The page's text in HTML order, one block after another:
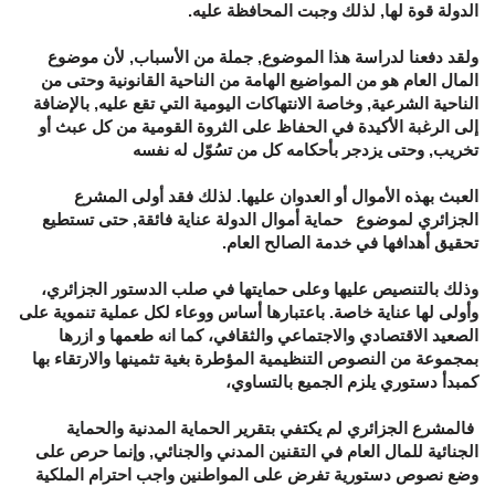
الدولة قوة لها, لذلك وجبت المحافظة عليه.
ولقد دفعنا لدراسة هذا الموضوع, جملة من الأسباب, لأن موضوع
المال العام هو من المواضيع الهامة من الناحية القانونية وحتى من
الناحية الشرعية, وخاصة الانتهاكات اليومية التي تقع عليه, بالإضافة
إلى الرغبة الأكيدة في الحفاظ على الثروة القومية من كل عبث أو
تخريب, وحتى يزدجر بأحكامه كل من تسُوّل له نفسه
العبث بهذه الأموال أو العدوان عليها. لذلك فقد أولى المشرع
الجزائري لموضوع حماية أموال الدولة عناية فائقة, حتى تستطيع
تحقيق أهدافها في خدمة الصالح العام.
وذلك بالتنصيص عليها وعلى حمايتها في صلب الدستور الجزائري،
وأولى لها عناية خاصة. باعتبارها أساس ووعاء لكل عملية تنموية على
الصعيد الاقتصادي والاجتماعي والثقافي، كما انه طعمها و ازرها
بمجموعة من النصوص التنظيمية المؤطرة بغية تثمينها والارتقاء بها
كمبدأ دستوري يلزم الجميع بالتساوي،
فالمشرع الجزائري لم يكتفي بتقرير الحماية المدنية والحماية
الجنائية للمال العام في التقنين المدني والجنائي, وإنما حرص على
وضع نصوص دستورية تفرض على المواطنين واجب احترام الملكية